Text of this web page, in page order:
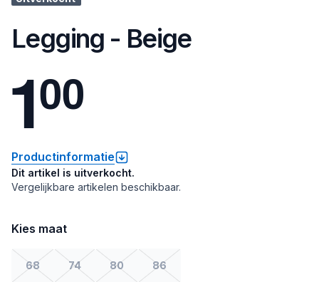
Legging - Beige
100
Productinformatie
Dit artikel is uitverkocht.
Vergelijkbare artikelen beschikbaar.
Kies maat
68 74 80 86